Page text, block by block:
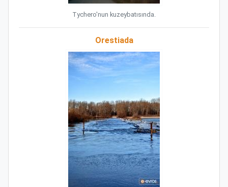
Tychero'nun kuzeybatısında.
Orestiada